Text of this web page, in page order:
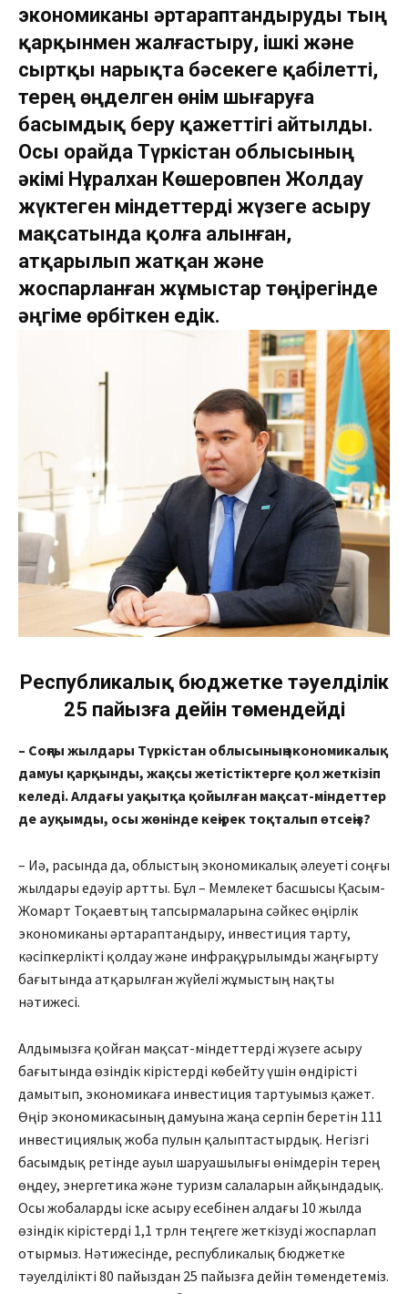
экономиканы әртараптандыруды тың
қарқынмен жалғастыру, ішкі және
сыртқы нарықта бәсекеге қабілетті,
терең өңделген өнім шығаруға
басымдық беру қажеттігі айтылды.
Осы орайда Түркістан облысының
әкімі Нұралхан Көшеровпен Жолдау
жүктеген міндеттерді жүзеге асыру
мақсатында қолға алынған,
атқарылып жатқан және
жоспарланған жұмыстар төңірегінде
әңгіме өрбіткен едік.
Республикалық бюджетке тәуелділік
25 пайызға дейін төмендейді
– Соңғы жылдары Түркістан облысының экономикалық
дамуы қарқынды, жақсы жетіс­тіктерге қол жеткізіп
келеді. Ал­дағы уақытқа қойылған мақ­сат-мін­деттер
де ауқымды, осы жө­нінде кеңірек тоқталып өтсеңіз?
– Иә, расында да, облыстың экономикалық әлеуеті соңғы
жылдары едәуір артты. Бұл – Мем­лекет басшысы Қасым-
Жомарт Тоқаевтың тапсырмаларына сәйкес өңірлік
экономиканы әртараптандыру, инвестиция тарту,
кәсіпкерлікті қолдау және инфрақұрылымды жаңғырту
бағытында атқарылған жүйелі жұмыстың нақты
нәтижесі.
Алдымызға қойған мақсат-міндеттерді жүзеге асыру
бағы­тында өзіндік кірістерді көбей­ту үшін өндірісті
дамытып, эко­номикаға инвестиция тартуымыз қажет.
Өңір экономикасының дамуына жаңа серпін беретін 111
инвестициялық жоба пулын қалыптастырдық. Негізгі
басымдық ретінде ауыл шаруашылығы өнімдерін терең
өңдеу, энергетика және туризм салаларын айқындадық.
Осы жобаларды іске асыру есебінен алдағы 10 жылда
өзіндік кірістерді 1,1 трлн теңгеге жеткізуді жоспарлап
отырмыз. Нәтижесінде, республикалық бюджетке
тәуелділікті 80 пайыздан 25 пайызға дейін төмендетеміз.